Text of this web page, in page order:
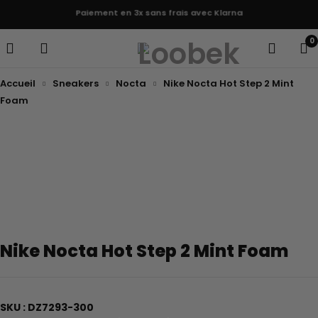
Paiement en 3x sans frais avec Klarna
0
Accueil Sneakers Nocta
Nike Nocta Hot Step 2 Mint
Foam
Nike Nocta Hot Step 2 Mint Foam
SKU : DZ7293-300